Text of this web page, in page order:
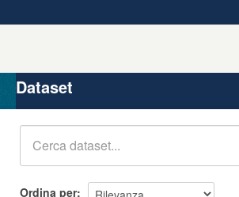
Organizzazioni
Gruppi
Dataset
Ordina per